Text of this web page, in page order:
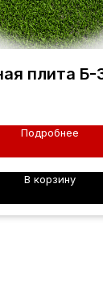
плита Б-
Подробнее
В корзину